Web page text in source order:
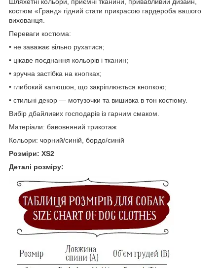
Шляхетні кольори, приємні тканини, привабливий дизайн,
костюм «Гранд» гідний стати прикрасою гардероба вашого
вихованця.
Переваги костюма:
• не заважає вільно рухатися;
• цікаве поєднання кольорів і тканин;
• зручна застібка на кнопках;
• глибокий капюшон, що закріплюється кнопкою;
• стильні декор — мотузочки та вишивка в тон костюму.
Вибір дбайливих господарів із гарним смаком.
Матеріали: бавовняний трикотаж
Кольори: чорний/синій, бордо/синій
Розміри: XS2
Деталі розміру: